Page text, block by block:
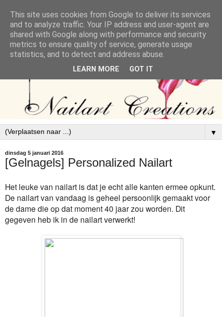
▼
dinsdag 5 januari 2016
[Gelnagels] Personalized Nailart
Het leuke van nailart is dat je echt alle kanten ermee opkunt.
De nailart van vandaag is geheel persoonlijk gemaakt voor
de dame die op dat moment 40 jaar zou worden. Dit
gegeven heb ik in de nailart verwerkt!
This site uses cookies from Google to deliver its services
and to analyze traffic. Your IP address and user-agent are
shared with Google along with performance and security
metrics to ensure quality of service, generate usage
statistics, and to detect and address abuse.
LEARN MORE GOT IT